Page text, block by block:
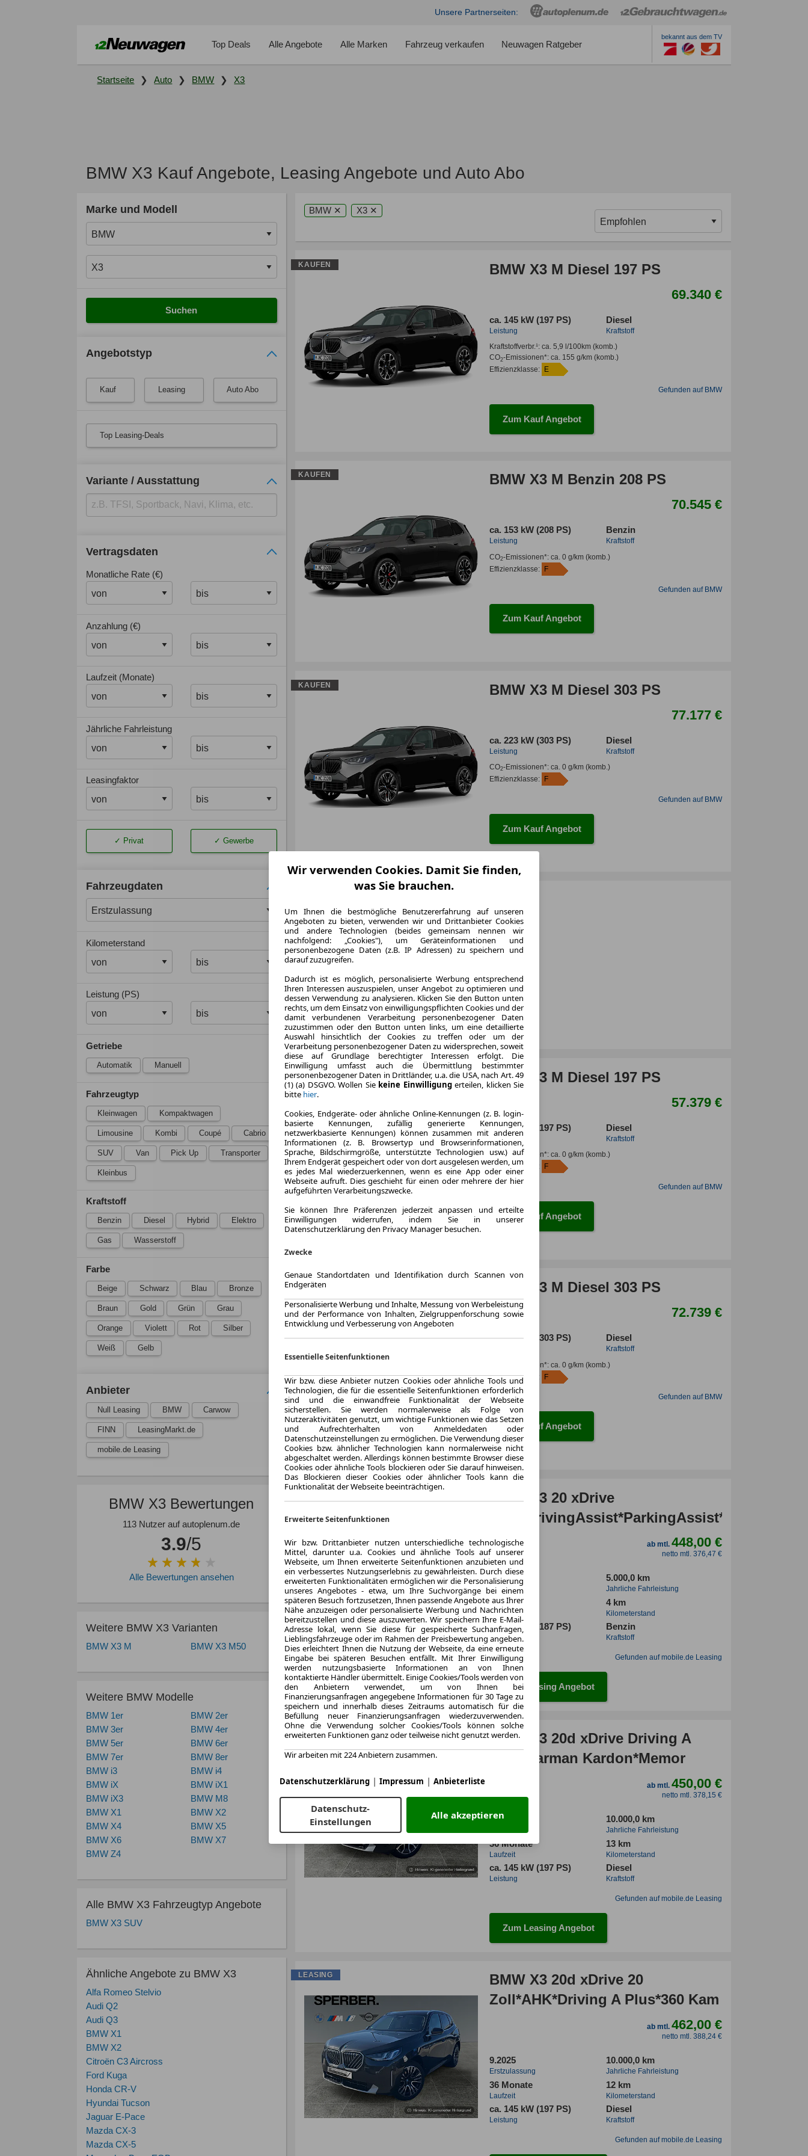
Unsere Partnerseiten:
Top Deals Alle Angebote Alle Marken Fahrzeug verkaufen Neuwagen Ratgeber
bekannt aus dem TV
Startseite Auto BMW X3
BMW X3 Kauf Angebote, Leasing Angebote und Auto Abo
Marke und Modell
Suchen
Angebotstyp
Kauf Leasing Auto Abo
Top Leasing-Deals
Variante / Ausstattung
Vertragsdaten
Monatliche Rate (€)
Anzahlung (€)
Laufzeit (Monate)
Jährliche Fahrleistung
Leasingfaktor
Privat Gewerbe
Fahrzeugdaten
Kilometerstand
Leistung (PS)
Getriebe
Automatik Manuell
Fahrzeugtyp
Kleinwagen Kompaktwagen
Limousine Kombi Coupé Cabrio
SUV Van Pick Up Transporter
Kleinbus
Kraftstoff
Benzin Diesel Hybrid Elektro
Gas Wasserstoff
Farbe
Beige Schwarz Blau Bronze
Braun Gold Grün Grau
Orange Violett Rot Silber
Weiß Gelb
Anbieter
Null Leasing BMW Carwow
FINN LeasingMarkt.de
mobile.de Leasing
BMW X3 Bewertungen
113 Nutzer auf autoplenum.de
3.9/5
Alle Bewertungen ansehen
Weitere BMW X3 Varianten
BMW X3 M BMW X3 M50
Weitere BMW Modelle
BMW 1er
BMW 2er
BMW 3er
BMW 4er
BMW 5er
BMW 6er
BMW 7er
BMW 8er
BMW i3
BMW i4
BMW iX
BMW iX1
BMW iX3
BMW M8
BMW X1
BMW X2
BMW X4
BMW X5
BMW X6
BMW X7
BMW Z4
Alle BMW X3 Fahrzeugtyp Angebote
BMW X3 SUV
Ähnliche Angebote zu BMW X3
Alfa Romeo Stelvio
Audi Q2
Audi Q3
BMW X1
BMW X2
Citroën C3 Aircross
Ford Kuga
Honda CR-V
Hyundai Tucson
Jaguar E-Pace
Mazda CX-3
Mazda CX-5
BMW ✕ X3 ✕
BMW X3 M Diesel 197 PS
69.340 €
ca. 145 kW (197 PS)
Leistung
Diesel
Kraftstoff
Kraftstoffverbr.¹: ca. 5,9 l/100km(komb.)
CO2-Emissionen*: ca. 155 g/km(komb.)
Effizienzklasse:
E
Gefunden auf BMW
Zum Kauf Angebot
KAUFEN
BMW X3 M Benzin 208 PS
70.545 €
ca. 153 kW (208 PS)
Leistung
Benzin
Kraftstoff
CO2-Emissionen*: ca. 0 g/km(komb.)
Effizienzklasse: F
Gefunden auf BMW
Zum Kauf Angebot
KAUFEN
BMW X3 M Diesel 303 PS
77.177 €
ca. 223 kW (303 PS)
Leistung
Diesel
Kraftstoff
CO2-Emissionen*: ca. 0 g/km(komb.)
Effizienzklasse:
F
Gefunden auf BMW
Zum Kauf Angebot
KAUFEN
BMW X3 M Diesel 197 PS
57.379 €
ca. 145 kW (197 PS)
Leistung
Diesel
Kraftstoff
CO2-Emissionen*: ca. 0 g/km(komb.)
Effizienzklasse:
F
Gefunden auf BMW
Zum Kauf Angebot
KAUFEN
BMW X3 M Diesel 303 PS
72.739 €
ca. 223 kW (303 PS) Diesel
Kraftstoff
-Emissionen*: ca. 0 g/km(komb.)
Effizienzklasse: F
Gefunden auf BMW
Zum Kauf Angebot
KAUFEN
BMW X3 20 xDrive
AHK*DrivingAssist*ParkingAssist*el.
ab mtl.448,00 €
netto mtl. 376,47 €
9.2025
Erstzulassung
5.000,0 km
Jahrliche Fahrleistung
48 Monate
Laufzeit
4 km
Kilometerstand
ca. 138 kW (187 PS)
Leistung
Benzin
Kraftstoff
Gefunden auf mobile.de Leasing
Zum Leasing Angebot
BMW X3 20d xDrive Driving A
Plus*Harman Kardon*Memor
ab mtl.450,00 €
netto mtl. 378,15 €
4.2025
Erstzulassung
10.000,0 km
Jahrliche Fahrleistung
36 Monate
Laufzeit
13 km
Kilometerstand
ca. 145 kW (197 PS)
Leistung
Diesel
Kraftstoff
Gefunden auf mobile.de Leasing
Zum Leasing Angebot
LEASING
BMW X3 20d xDrive 20
Zoll*AHK*Driving A Plus*360 Kam
ab mtl.462,00 €
netto mtl. 388,24 €
9.2025
Erstzulassung
10.000,0 km
Jahrliche Fahrleistung
36 Monate
Laufzeit
12 km
Kilometerstand
ca. 145 kW (197 PS)
Leistung
Diesel
Kraftstoff
Gefunden auf mobile.de Leasing
LEASING
Wir verwenden Cookies. Damit Sie finden,
was Sie brauchen.
Um Ihnen die bestmögliche Benutzererfahrung auf unseren
Angeboten zu bieten, verwenden wir und Drittanbieter Cookies
und andere Technologien (beides gemeinsam nennen wir
nachfolgend: „Cookies"), um Geräteinformationen und
personenbezogene Daten (z.B. IP Adressen) zu speichern und
darauf zuzugreifen.
Dadurch ist es möglich, personalisierte Werbung entsprechend
Ihren Interessen auszuspielen, unser Angebot zu optimieren und
dessen Verwendung zu analysieren. Klicken Sie den Button unten
rechts, um dem Einsatz von einwilligungspflichten Cookies und der
damit verbundenen Verarbeitung personenbezogener Daten
zuzustimmen oder den Button unten links, um eine detaillierte
Auswahl hinsichtlich der Cookies zu treffen oder um der
Verarbeitung personenbezogener Daten zu widersprechen, soweit
diese auf Grundlage berechtigter Interessen erfolgt. Die
Einwilligung umfasst auch die Übermittlung bestimmter
personenbezogener Daten in Drittländer, u.a. die USA, nach Art. 49
(1) (a) DSGVO. Wollen Sie keine Einwilligungerteilen, klicken Sie
bitte hier.
Cookies, Endgeräte- oder ähnliche Online-Kennungen (z. B. login-
basierte Kennungen, zufällig generierte Kennungen,
netzwerkbasierte Kennungen) können zusammen mit anderen
Informationen (z. B. Browsertyp und Browserinformationen,
Sprache, Bildschirmgröße, unterstützte Technologien usw.) auf
Ihrem Endgerät gespeichert oder von dort ausgelesen werden, um
es jedes Mal wiederzuerkennen, wenn es eine App oder einer
Webseite aufruft. Dies geschieht für einen oder mehrere der hier
aufgeführten Verarbeitungszwecke.
Sie können Ihre Präferenzen jederzeit anpassen und erteilte
Einwilligungen widerrufen, indem Sie in unserer
Datenschutzerklärung den Privacy Manager besuchen.
Zwecke
Genaue Standortdaten und Identifikation durch Scannen von
Endgeräten
Personalisierte Werbung und Inhalte, Messung von Werbeleistung
und der Performance von Inhalten, Zielgruppenforschung sowie
Entwicklung und Verbesserung von Angeboten
Essentielle Seitenfunktionen
Wir bzw. diese Anbieter nutzen Cookies oder ähnliche Tools und
Technologien, die für die essentielle Seitenfunktionen erforderlich
sind und die einwandfreie Funktionalität der Webseite
sicherstellen. Sie werden normalerweise als Folge von
Nutzeraktivitäten genutzt, um wichtige Funktionen wie das Setzen
und Aufrechterhalten von Anmeldedaten oder
Datenschutzeinstellungen zu ermöglichen. Die Verwendung dieser
Cookies bzw. ähnlicher Technologien kann normalerweise nicht
abgeschaltet werden. Allerdings können bestimmte Browser diese
Cookies oder ähnliche Tools blockieren oder Sie darauf hinweisen.
Das Blockieren dieser Cookies oder ähnlicher Tools kann die
Funktionalität der Webseite beeinträchtigen.
Erweiterte Seitenfunktionen
Wir bzw. Drittanbieter nutzen unterschiedliche technologische
Mittel, darunter u.a. Cookies und ähnliche Tools auf unserer
Webseite, um Ihnen erweiterte Seitenfunktionen anzubieten und
ein verbessertes Nutzungserlebnis zu gewährleisten. Durch diese
erweiterten Funktionalitäten ermöglichen wir die Personalisierung
unseres Angebotes - etwa, um Ihre Suchvorgänge bei einem
späteren Besuch fortzusetzen, Ihnen passende Angebote aus Ihrer
Nähe anzuzeigen oder personalisierte Werbung und Nachrichten
bereitzustellen und diese auszuwerten. Wir speichern Ihre E-Mail-
Adresse lokal, wenn Sie diese für gespeicherte Suchanfragen,
Lieblingsfahrzeuge oder im Rahmen der Preisbewertung angeben.
Dies erleichtert Ihnen die Nutzung der Webseite, da eine erneute
Eingabe bei späteren Besuchen entfällt. Mit Ihrer Einwilligung
werden nutzungsbasierte Informationen an von Ihnen
kontaktierte Händler übermittelt. Einige Cookies/Tools werden von
den Anbietern verwendet, um von Ihnen bei
Finanzierungsanfragen angegebene Informationen für 30 Tage zu
speichern und innerhalb dieses Zeitraums automatisch für die
Befüllung neuer Finanzierungsanfragen wiederzuverwenden.
Ohne die Verwendung solcher Cookies/Tools können solche
erweiterten Funktionen ganz oder teilweise nicht genutzt werden.
Wir arbeiten mit 224 Anbietern zusammen.
Datenschutzerklärung | Impressum | Anbieterliste
Datenschutz-
Einstellungen
Alle akzeptieren